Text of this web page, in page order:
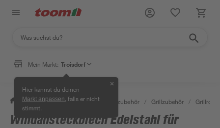
Mein Markt: Troisdorf
Hier kannst du deinen
Markt anpassen , falls er nicht
stimmt.
✕
/ Garten & Freizeit / Grills & Grillzubehör / Grillzubehör / Grillroste
Windansteckblech Edelstahl für